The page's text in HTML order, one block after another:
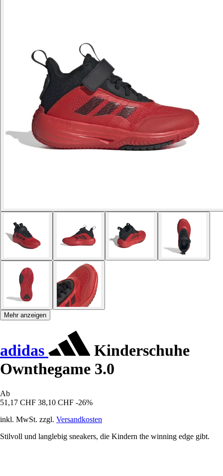
Mehr anzeigen
adidas
Kinderschuhe
Ownthegame 3.0
Ab
51,17 CHF 38,10 CHF -26%
inkl. MwSt. zzgl. Versandkosten
Stilvoll und langlebig sneakers, die Kindern the winning edge gibt.